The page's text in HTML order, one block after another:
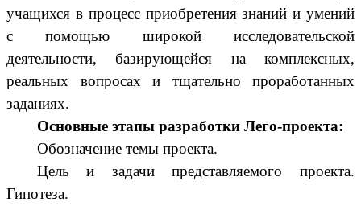
учащихся в процесс приобретения знаний и умений
с помощью широкой исследовательской
деятельности, базирующейся на комплексных,
реальных вопросах и тщательно проработанных
заданиях.
Основные этапы разработки Лего-проекта:
Обозначение темы проекта.
Цель и задачи представляемого проекта.
Гипотеза.